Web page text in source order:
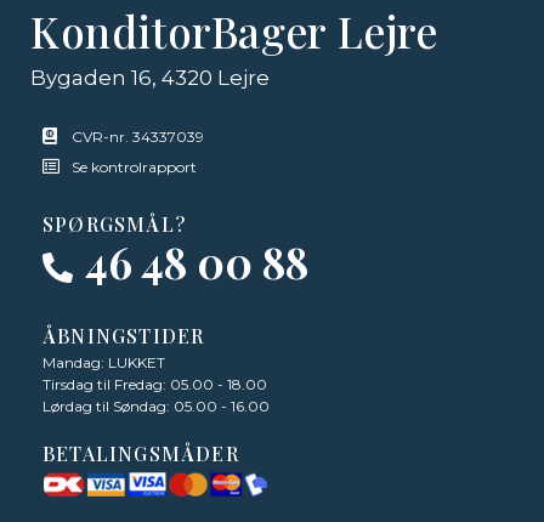
KonditorBager Lejre
Bygaden 16, 4320 Lejre
CVR-nr. 34337039
Se kontrolrapport
SPØRGSMÅL?
46 48 00 88
ÅBNINGSTIDER
Mandag: LUKKET
Tirsdag til Fredag: 05.00 - 18.00
Lørdag til Søndag: 05.00 - 16.00
BETALINGSMÅDER